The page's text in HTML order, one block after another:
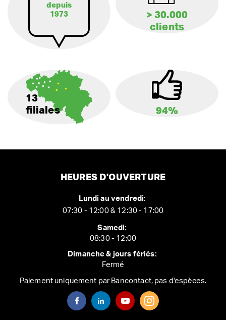
depuis
1973
> 30.000
clients
13
filiales
94%
HEURES D'OUVERTURE
Lundi au vendredi:
07:30 - 12:00 & 12:30 - 17:00
Samedi:
08:30 - 12:00
Dimanche & jours fériés:
Fermé
Paiement uniquement par Bancontact, pas d'espèces.